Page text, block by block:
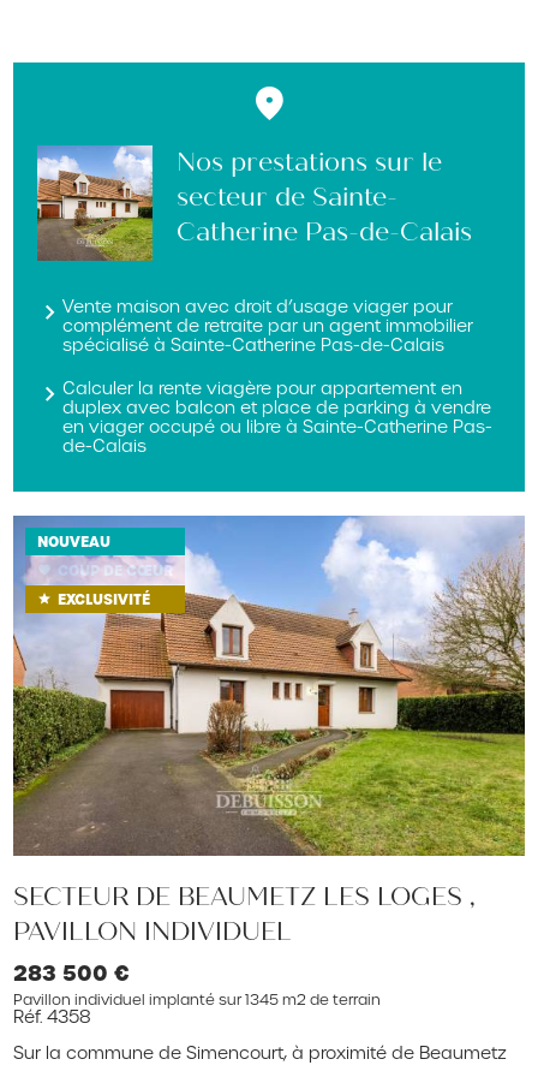
Nos prestations sur le
secteur de Sainte-
Catherine Pas-de-Calais
Vente maison avec droit d’usage viager pour
complément de retraite par un agent immobilier
spécialisé à Sainte-Catherine Pas-de-Calais
Calculer la rente viagère pour appartement en
duplex avec balcon et place de parking à vendre
en viager occupé ou libre à Sainte-Catherine Pas-
de-Calais
NOUVEAU
favorite COUP DE CŒUR
star EXCLUSIVITÉ
SECTEUR DE BEAUMETZ LES LOGES ,
PAVILLON INDIVIDUEL
283 500 €
Pavillon individuel implanté sur 1345 m2 de terrain
Réf. 4358
Sur la commune de Simencourt, à proximité de Beaumetz